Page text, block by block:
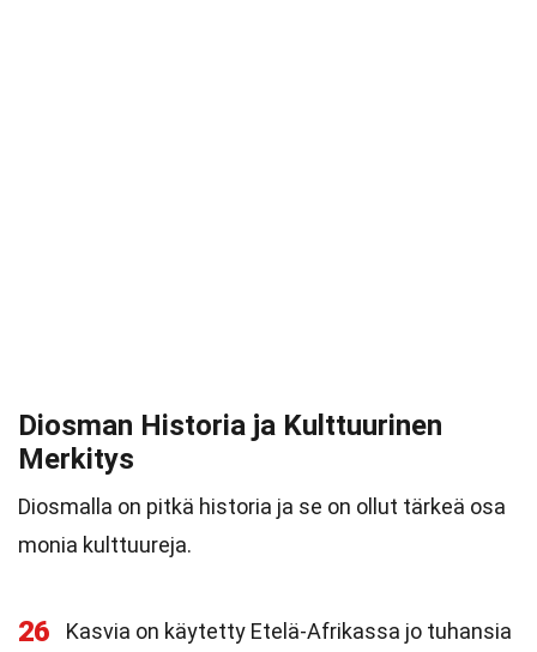
Diosman Historia ja Kulttuurinen
Merkitys
Diosmalla on pitkä historia ja se on ollut tärkeä osa
monia kulttuureja.
26 Kasvia on käytetty Etelä-Afrikassa jo tuhansia